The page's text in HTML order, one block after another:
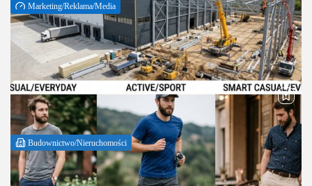
Marketing/Reklama/Media
Najlepszy catering z niskokalorycznymi
daniami – praktyczny ranking i wybór
Czy da się jeść mniej kalorii i nadal czuć sytość oraz przyjemność
z jedzenia? Jak odróżnić marketingowe hasła od realnej jakości?
Ten przewodnik pokazuje, na co patrzeć, by wybrać catering,...
PUBLIKACJA: REDAKCJA 30 LIPCA, 2026
Budownictwo/Nieruchomości
Budowa hal magazynowych: praktyczny
przewodnik dla inwestora